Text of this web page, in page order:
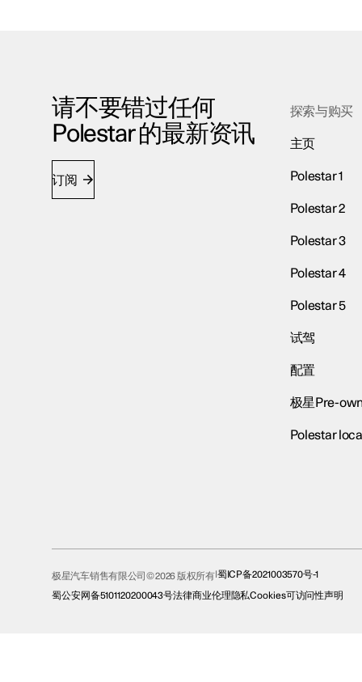
请不要错过任何
Polestar 的最新资讯
订阅
探索与购买
主页
Polestar 1
Polestar 2
Polestar 3
Polestar 4
Polestar 5
试驾
配置
极星Pre-
Polestar
极星汽车销售有限公司© 2026 版权所有 蜀ICP备2021003570号-1
蜀公安网备5101120200043号法律商业伦理隐私Cookies可访问性声明